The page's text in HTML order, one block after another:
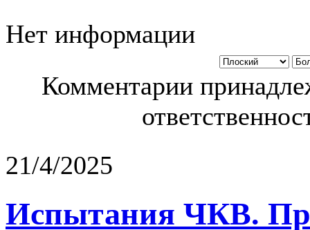
Нет информации
Комментарии
21/4/2025
Испытания ЧКВ.